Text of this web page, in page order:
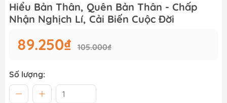
Hiểu Bản Thân, Quên Bản Thân - Chấp
Nhận Nghịch Lí, Cải Biến Cuộc Đời
89.250₫ 105.000₫
Số lượng: